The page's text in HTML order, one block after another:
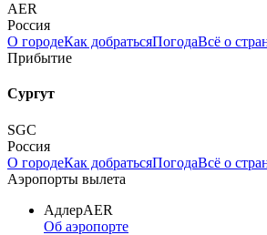
AER
Россия
О городеКак добратьсяПогодаВсё о
Прибытие
Сургут
SGC
Россия
О городеКак добратьсяПогодаВсё о
Аэропорты вылета
АдлерAER
Об аэропорте